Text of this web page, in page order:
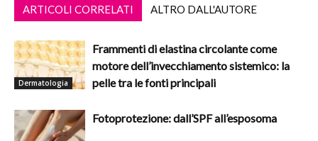
ARTICOLI CORRELATI ALTRO DALL'AUTORE
Dermatologia
Frammenti di elastina circolante come
motore dell’invecchiamento sistemico: la
pelle tra le fonti principali
Fotoprotezione: dall’SPF all’esposoma